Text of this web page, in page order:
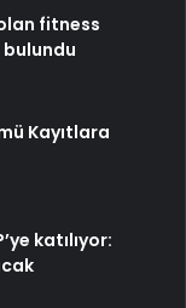
fitness
Kayıtlara
katılıyor: